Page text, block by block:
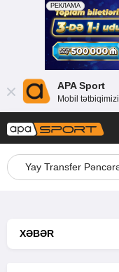
APA Sport
Mobil
Yay Transfer
XƏBƏR